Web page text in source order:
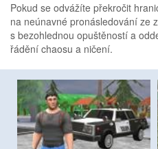
Pokud se odvážíte překročit
na neúnavné pronásledování ze
s bezohlednou opuštěností a
řádění chaosu a ničení.